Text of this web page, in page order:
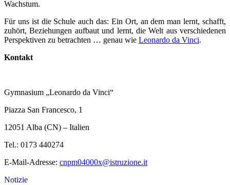
Wachstum.
Für uns ist die Schule auch das: Ein Ort, an dem man lernt, schafft,
zuhört, Beziehungen aufbaut und lernt, die Welt aus verschiedenen
Perspektiven zu betrachten … genau wie Leonardo da Vinci.
Kontakt
Gymnasium „Leonardo da Vinci“
Piazza San Francesco, 1
12051 Alba (CN) – Italien
Tel.: 0173 440274
E-Mail-Adresse: cnpm04000x@istruzione.it
Notizie